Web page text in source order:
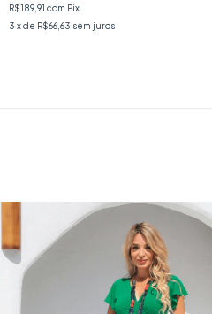
R$189,91 com Pix
3 x de R$66,63 sem juros